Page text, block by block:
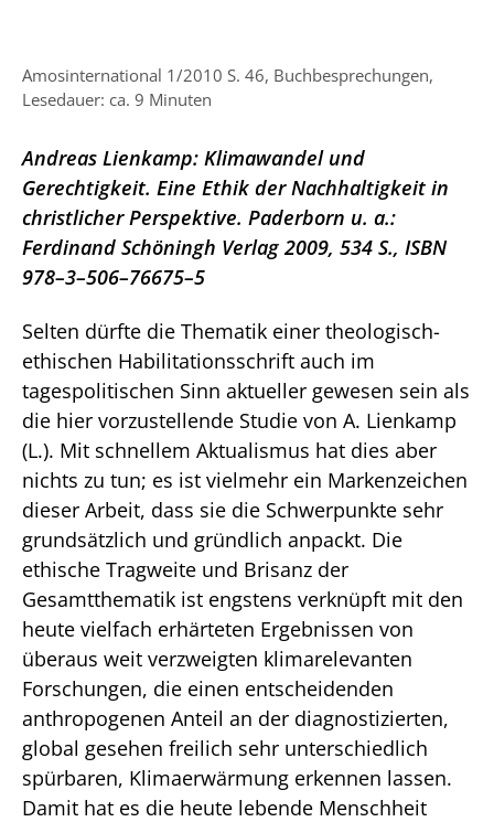
Amosinternational 1/2010 S. 46, Buchbesprechungen,
Lesedauer: ca. 9 Minuten
Andreas Lienkamp: Klimawandel und
Gerechtigkeit. Eine Ethik der Nachhaltigkeit in
christlicher Perspektive. Paderborn u. a.:
Ferdinand Schöningh Verlag 2009, 534 S., ISBN
978–3–506–76675–5
Selten dürfte die Thematik einer theologisch-
ethischen Habilitationsschrift auch im
tagespolitischen Sinn aktueller gewesen sein als
die hier vorzustellende Studie von A. Lienkamp
(L.). Mit schnellem Aktualismus hat dies aber
nichts zu tun; es ist vielmehr ein Markenzeichen
dieser Arbeit, dass sie die Schwerpunkte sehr
grundsätzlich und gründlich anpackt. Die
ethische Tragweite und Brisanz der
Gesamtthematik ist engstens verknüpft mit den
heute vielfach erhärteten Ergebnissen von
überaus weit verzweigten klimarelevanten
Forschungen, die einen entscheidenden
anthropogenen Anteil an der diagnostizierten,
global gesehen freilich sehr unterschiedlich
spürbaren, Klimaerwärmung erkennen lassen.
Damit hat es die heute lebende Menschheit